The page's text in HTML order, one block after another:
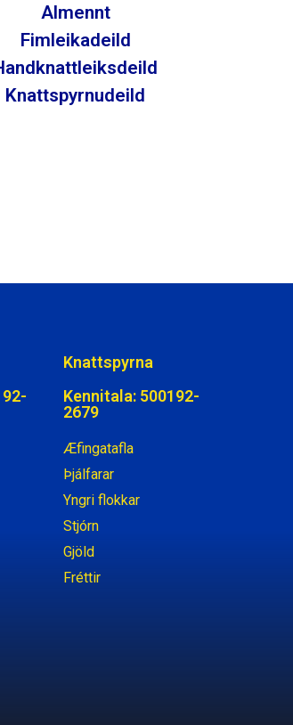
Almennt
Fimleikadeild
Knattspyrnudeild
Knattspyrna
Kennitala: 500192-
2679
Æfingatafla
Þjálfarar
Yngri flokkar
Stjórn
Gjöld
Fréttir